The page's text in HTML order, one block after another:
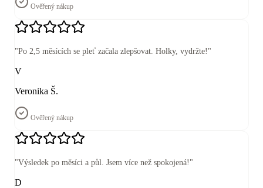
Ověřený nákup
"Po 2,5 měsících se pleť začala zlepšovat. Holky, vydržte! "
V
Veronika Š.
Ověřený nákup
"Výsledek po měsíci a půl. Jsem více než spokojená! "
D